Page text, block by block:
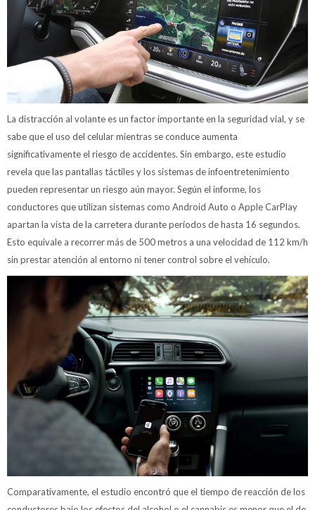
La distracción al volante es un factor importante en la seguridad vial, y se
sabe que el uso del celular mientras se conduce aumenta
significativamente el riesgo de accidentes. Sin embargo, este estudio
revela que las pantallas táctiles y los sistemas de infoentretenimiento
pueden representar un riesgo aún mayor. Según el informe, los
conductores que utilizan sistemas como Android Auto o Apple CarPlay
apartan la vista de la carretera durante períodos de hasta 16 segundos.
Esto equivale a recorrer más de 500 metros a una velocidad de 112 km/h
sin prestar atención al entorno ni tener control sobre el vehículo.
Comparativamente, el estudio encontró que el tiempo de reacción de los